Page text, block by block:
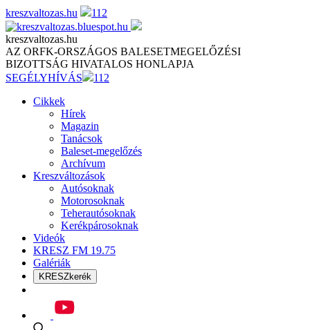
Skip
to
content
kreszvaltozas.hu 112
kreszvaltozas.hu
AZ ORFK-ORSZÁGOS BALESETMEGELŐZÉSI
BIZOTTSÁG HIVATALOS HONLAPJA
SEGÉLYHÍVÁS
112
Cikkek
Hírek
Magazin
Tanácsok
Baleset-megelőzés
Archívum
Kreszváltozások
Autósoknak
Motorosoknak
Teherautósoknak
Kerékpárosoknak
Videók
KRESZ FM 19.75
Galériák
KRESZkerék